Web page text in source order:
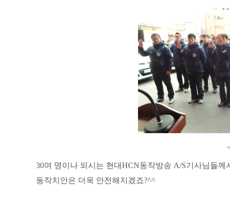
30여 명이나 되시는 현대HCN동작방송 A/S기사님들께
동작치안은 더욱 안전해지겠죠?^^